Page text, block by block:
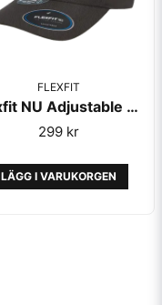
FLEXFIT
Flexfit NU Adjustable Black
299 kr
LÄGG I VARUKORGEN